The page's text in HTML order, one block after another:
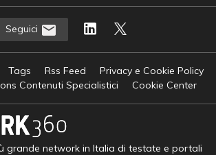
Seguici
Tags Rss Feed
Privacy e Cookie Policy
Contenuti Specialistici
Cookie Center
grande network in Italia di testate e portali